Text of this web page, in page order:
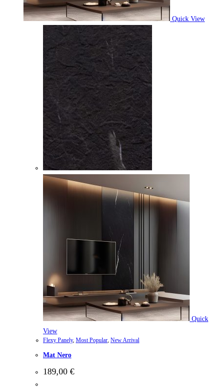
Quick View
Quick
View
Flexy Panely, Most Popular, New Arrival
Mat Nero
189,00 €